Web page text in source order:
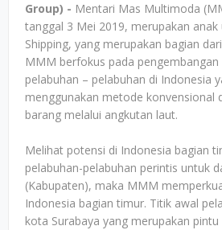
Group) - Mentari Mas Multimoda
tanggal 3 Mei 2019, merupakan
Shipping, yang merupakan bagian
MMM berfokus pada
pelabuhan – pelabuhan di Indonesia
menggunakan metode konvensional
barang melalui angkutan laut.
Melihat potensi di Indonesia bagian
pelabuhan-pelabuhan perintis untuk
(Kabupaten), maka MMM
Indonesia bagian timur. Titik awal
kota Surabaya yang merupakan